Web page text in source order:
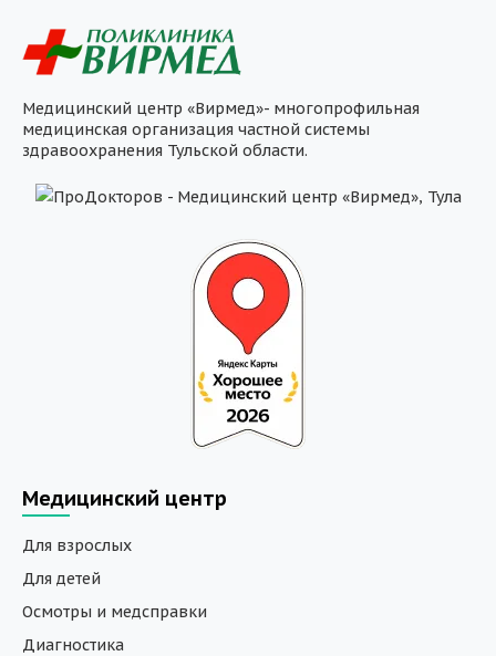
Медицинский центр «Вирмед»- многопрофильная
медицинская организация частной системы
здравоохранения Тульской области.
Медицинский центр
Для взрослых
Для детей
Осмотры и медсправки
Диагностика